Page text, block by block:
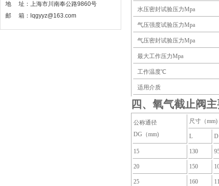
地 址：上海市川南奉公路9860号
邮 箱：lqgyyz@163.com
水压密封试验压力Mpa
气压强度试验压力Mpa
气压密封试验压力Mpa
最大工作压力Mpa
工作温度℃
适用介质
四、氧气截止阀
公称通径
DG （mm)
尺寸（mm)
L D
15 130
20 150
25 160